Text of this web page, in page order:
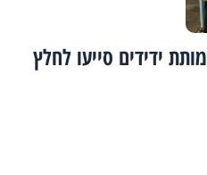
ידידים סייעו לחלץ